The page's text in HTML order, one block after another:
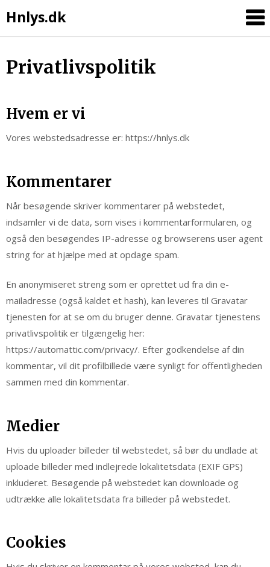
Hnlys.dk
Skip
Privatlivspolitik
Hvem er vi
Vores webstedsadresse er: https://hnlys.dk
Kommentarer
Når besøgende skriver kommentarer på webstedet,
indsamler vi de data, som vises i kommentarformularen, og
også den besøgendes IP-adresse og browserens user agent
string for at hjælpe med at opdage spam.
En anonymiseret streng som er oprettet ud fra din e-
mailadresse (også kaldet et hash), kan leveres til Gravatar
tjenesten for at se om du bruger denne. Gravatar tjenestens
privatlivspolitik er tilgængelig her:
https://automattic.com/privacy/. Efter godkendelse af din
kommentar, vil dit profilbillede være synligt for offentligheden
sammen med din kommentar.
Medier
Hvis du uploader billeder til webstedet, så bør du undlade at
uploade billeder med indlejrede lokalitetsdata (EXIF GPS)
inkluderet. Besøgende på webstedet kan downloade og
udtrække alle lokalitetsdata fra billeder på webstedet.
Cookies